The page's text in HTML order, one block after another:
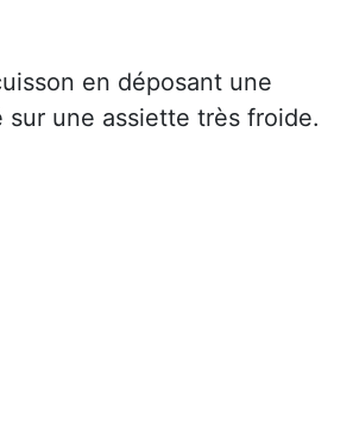
en déposant une
une assiette très froide.